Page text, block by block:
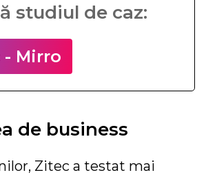
studiul de caz:
Mirro
de business
Zitec a testat mai